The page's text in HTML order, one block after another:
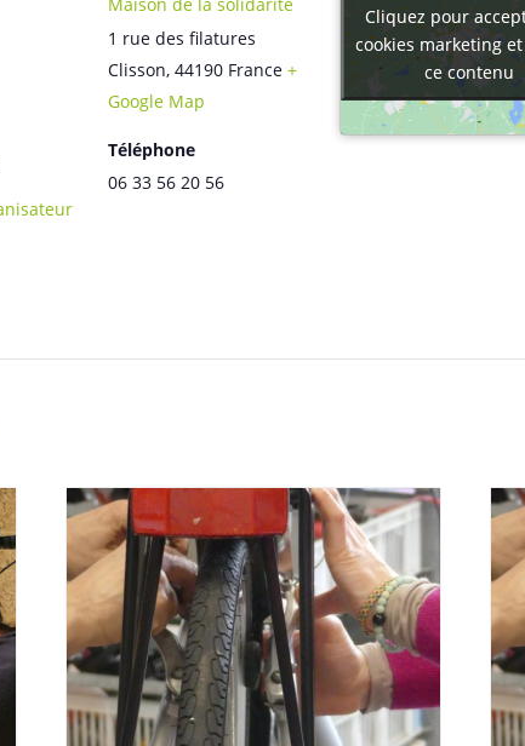
1 rue des filatures
Clisson, 44190 France +
Google Map
Téléphone
06 33 56 20 56
Cliquez pour
cookies marketing
ce contenu
Cliquez pour
cookies marketing
ce contenu